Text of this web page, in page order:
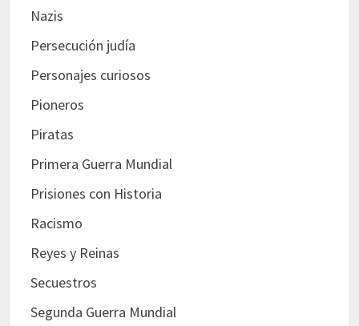
Nazis
Persecución judía
Personajes curiosos
Pioneros
Piratas
Primera Guerra Mundial
Prisiones con Historia
Racismo
Reyes y Reinas
Secuestros
Segunda Guerra Mundial